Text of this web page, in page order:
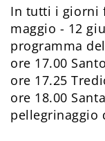
In tutti i giorni
maggio - 12
programma
ore 17.00
ore 17.25
ore 18.00
pellegrinaggio